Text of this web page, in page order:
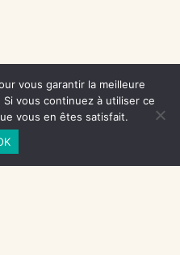
vous garantir la meilleure
vous continuez à utiliser ce
vous en êtes satisfait.